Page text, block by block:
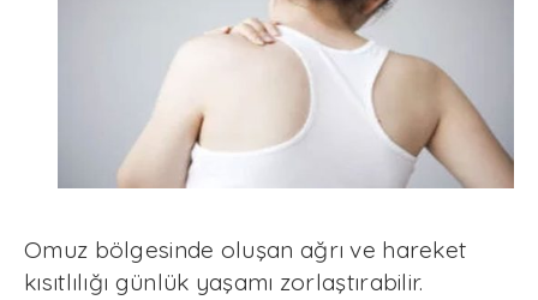
Omuz bölgesinde oluşan ağrı ve hareket
kısıtlılığı günlük yaşamı zorlaştırabilir.